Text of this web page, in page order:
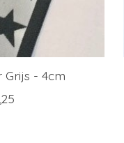
Grijs - 4cm